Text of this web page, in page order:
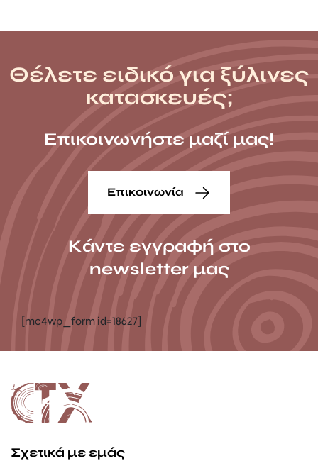
Θέλετε ειδικό για ξύλινες
κατασκευές;
Επικοινωνήστε μαζί μας!
Επικοινωνία
Κάντε εγγραφή στο
newsletter μας
[mc4wp_form id=18627]
Σχετικά με εμάς